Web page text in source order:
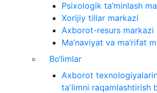
Psixologik ta’minlash
Xorijiy tillar markazi
Axborot-resurs markazi
Ma’naviyat va ma’rifat
Bo‘limlar
Axborot
taʼlimni raqamlashtirish